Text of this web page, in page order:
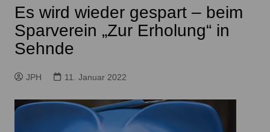
Es wird wieder gespart – beim
Sparverein „Zur Erholung“ in
Sehnde
JPH 11. Januar 2022